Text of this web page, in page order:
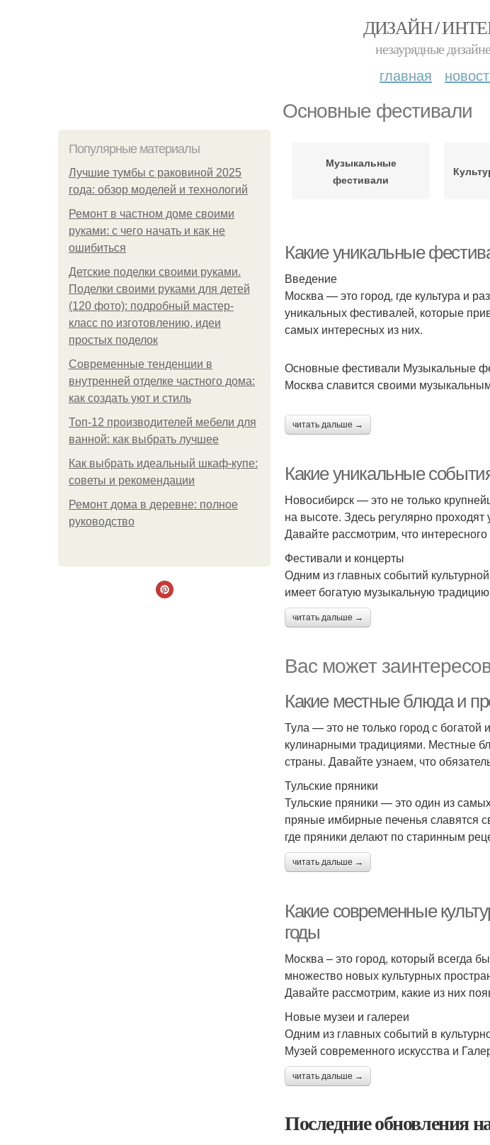
ДИЗАЙН /
незаурядные
главная
Основные фестивали
Популярные материалы
Лучшие тумбы с раковиной 2025
года: обзор моделей и технологий
Ремонт в частном доме своими
руками: с чего начать и как не
ошибиться
Детские поделки своими руками.
Поделки своими руками для детей
(120 фото): подробный мастер-
класс по изготовлению, идеи
простых поделок
Современные тенденции в
внутренней отделке частного дома:
как создать уют и стиль
Топ-12 производителей мебели для
ванной: как выбрать лучшее
Как выбрать идеальный шкаф-купе:
советы и рекомендации
Ремонт дома в деревне: полное
руководство
Музыкальные
фестивали
Какие уникальные
Введение
Москва — это город, где культура и
уникальных фестивалей, которые
самых интересных из них.
Основные фестивали Музыкальные
Москва славится своими
читать дальше →
Какие уникальные
Новосибирск — это не только
на высоте. Здесь регулярно
Давайте рассмотрим, что
Фестивали и концерты
Одним из главных событий
имеет богатую музыкальную
читать дальше →
Вас может
Какие местные блюда и
Тула — это не только город с богатой
кулинарными традициями. Местные
страны. Давайте узнаем, что
Тульские пряники
Тульские пряники — это один из
пряные имбирные печенья славятся
где пряники делают по старинным
читать дальше →
Какие современные
годы
Москва – это город, который всегда
множество новых культурных
Давайте рассмотрим, какие из них
Новые музеи и галереи
Одним из главных событий в
Музей современного искусства и
читать дальше →
Последние обновления